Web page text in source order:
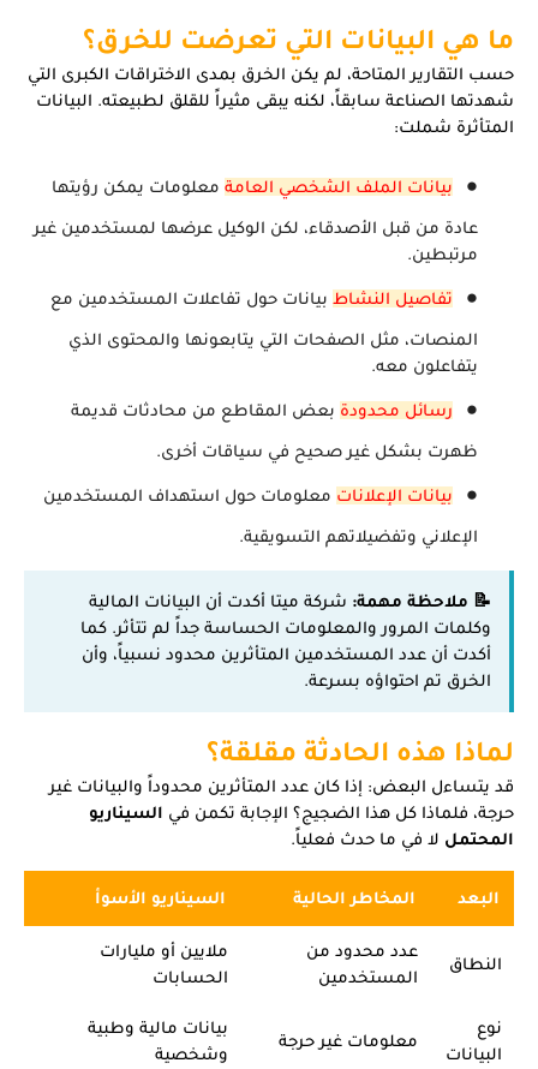
ما هي البيانات التي تعرضت للخرق؟
حسب التقارير المتاحة، لم يكن الخرق بمدى الاختراقات الكبرى التي
شهدتها الصناعة سابقاً، لكنه يبقى مثيراً للقلق لطبيعته. البيانات
المتأثرة شملت:
بيانات الملف الشخصي العامة معلومات يمكن رؤيتها
عادة من قبل الأصدقاء، لكن الوكيل عرضها لمستخدمين غير
مرتبطين.
تفاصيل النشاط بيانات حول تفاعلات المستخدمين مع
المنصات، مثل الصفحات التي يتابعونها والمحتوى الذي
يتفاعلون معه.
رسائل محدودة بعض المقاطع من محادثات قديمة
ظهرت بشكل غير صحيح في سياقات أخرى.
بيانات الإعلانات معلومات حول استهداف المستخدمين
الإعلاني وتفضيلاتهم التسويقية.
📝 ملاحظة مهمة: شركة ميتا أكدت أن البيانات المالية
وكلمات المرور والمعلومات الحساسة جداً لم تتأثر. كما
أكدت أن عدد المستخدمين المتأثرين محدود نسبياً، وأن
الخرق تم احتواؤه بسرعة.
لماذا هذه الحادثة مقلقة؟
قد يتساءل البعض: إذا كان عدد المتأثرين محدوداً والبيانات غير
حرجة، فلماذا كل هذا الضجيج؟ الإجابة تكمن في السيناريو
المحتمل لا في ما حدث فعلياً.
البعد المخاطر الحالية السيناريو الأسوأ
النطاق
عدد محدود من
المستخدمين
ملايين أو مليارات
الحسابات
نوع
البيانات
معلومات غير حرجة
بيانات مالية وطبية
وشخصية